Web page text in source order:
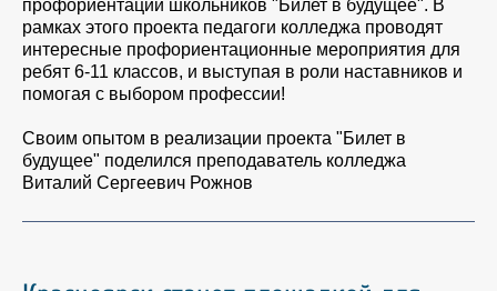
профориентации школьников "Билет в будущее". В
рамках этого проекта педагоги колледжа проводят
интересные профориентационные мероприятия для
ребят 6-11 классов, и выступая в роли наставников и
помогая с выбором профессии!
Своим опытом в реализации проекта "Билет в
будущее" поделился преподаватель колледжа
Виталий Сергеевич Рожнов